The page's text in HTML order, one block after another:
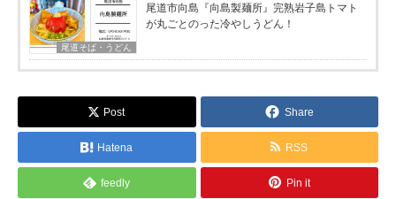
尾道そば・うどん
尾道市向島『向島製麺所』完熟岩子島トマト
が丸ごとのった冷やしうどん！
Post Share
Hatena RSS
feedly Pin it